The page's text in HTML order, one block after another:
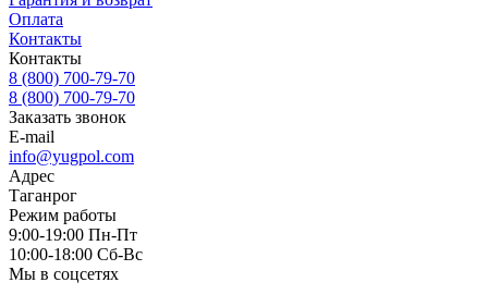
Оплата
Контакты
Контакты
8 (800) 700-79-70
8 (800) 700-79-70
Заказать звонок
E-mail
info@yugpol.com
Адрес
Таганрог
Режим работы
9:00-19:00 Пн-Пт
10:00-18:00 Cб-Вс
Мы в соцсетях